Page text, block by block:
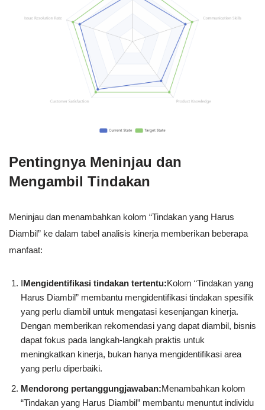
Pentingnya Meninjau dan
Mengambil Tindakan
Meninjau dan menambahkan kolom “Tindakan yang Harus
Diambil” ke dalam tabel analisis kinerja memberikan beberapa
manfaat:
IMengidentifikasi tindakan tertentu:Kolom “Tindakan yang
Harus Diambil” membantu mengidentifikasi tindakan spesifik
yang perlu diambil untuk mengatasi kesenjangan kinerja.
Dengan memberikan rekomendasi yang dapat diambil, bisnis
dapat fokus pada langkah-langkah praktis untuk
meningkatkan kinerja, bukan hanya mengidentifikasi area
yang perlu diperbaiki.
Mendorong pertanggungjawaban:Menambahkan kolom
“Tindakan yang Harus Diambil” membantu menuntut individu